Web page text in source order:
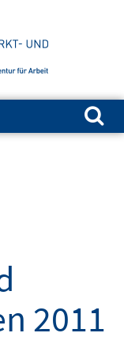
Suchen nach:
2011